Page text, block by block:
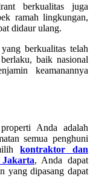
berkualitas juga
ramah lingkungan,
didaur ulang.
berkualitas telah
baik nasional
keamanannya
Anda adalah
semua penghuni
kontraktor dan
, Anda dapat
yang dipasang dapat